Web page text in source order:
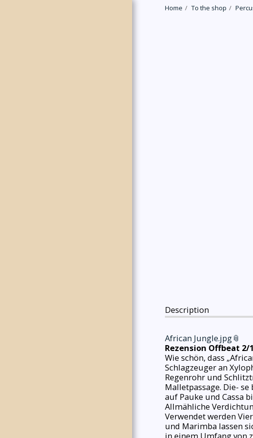
Home To the shop
Description
African Jungle.jpg
Rezension Offbeat 2/
Wie schön, dass
Schlagzeuger an
Regenrohr und
Malletpassage. Die-
auf Pauke und Cassa
Allmähliche
Verwendet werden
und Marimba lassen
in einem Umfang von